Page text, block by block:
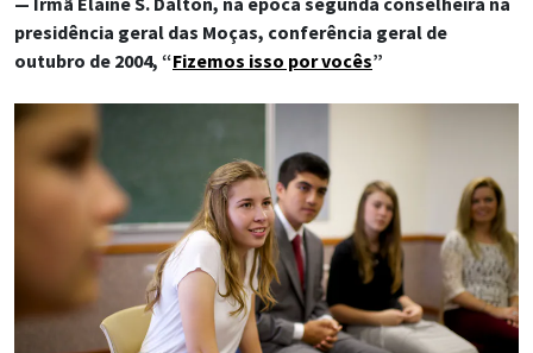
presidência geral das Moças, conferência geral de
outubro de 2004, “Fizemos isso por vocês”